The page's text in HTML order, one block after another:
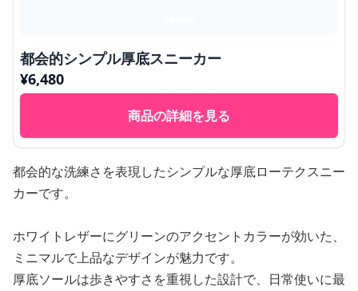
都会的シンプル厚底スニーカー
¥6,480
商品の詳細を見る
都会的な洗練さを表現したシンプルな厚底ローテクスニー
カーです。
ホワイトレザーにグリーンのアクセントカラーが効いた、
ミニマルで上品なデザインが魅力です。
厚底ソールは歩きやすさを重視した設計で、日常使いに最